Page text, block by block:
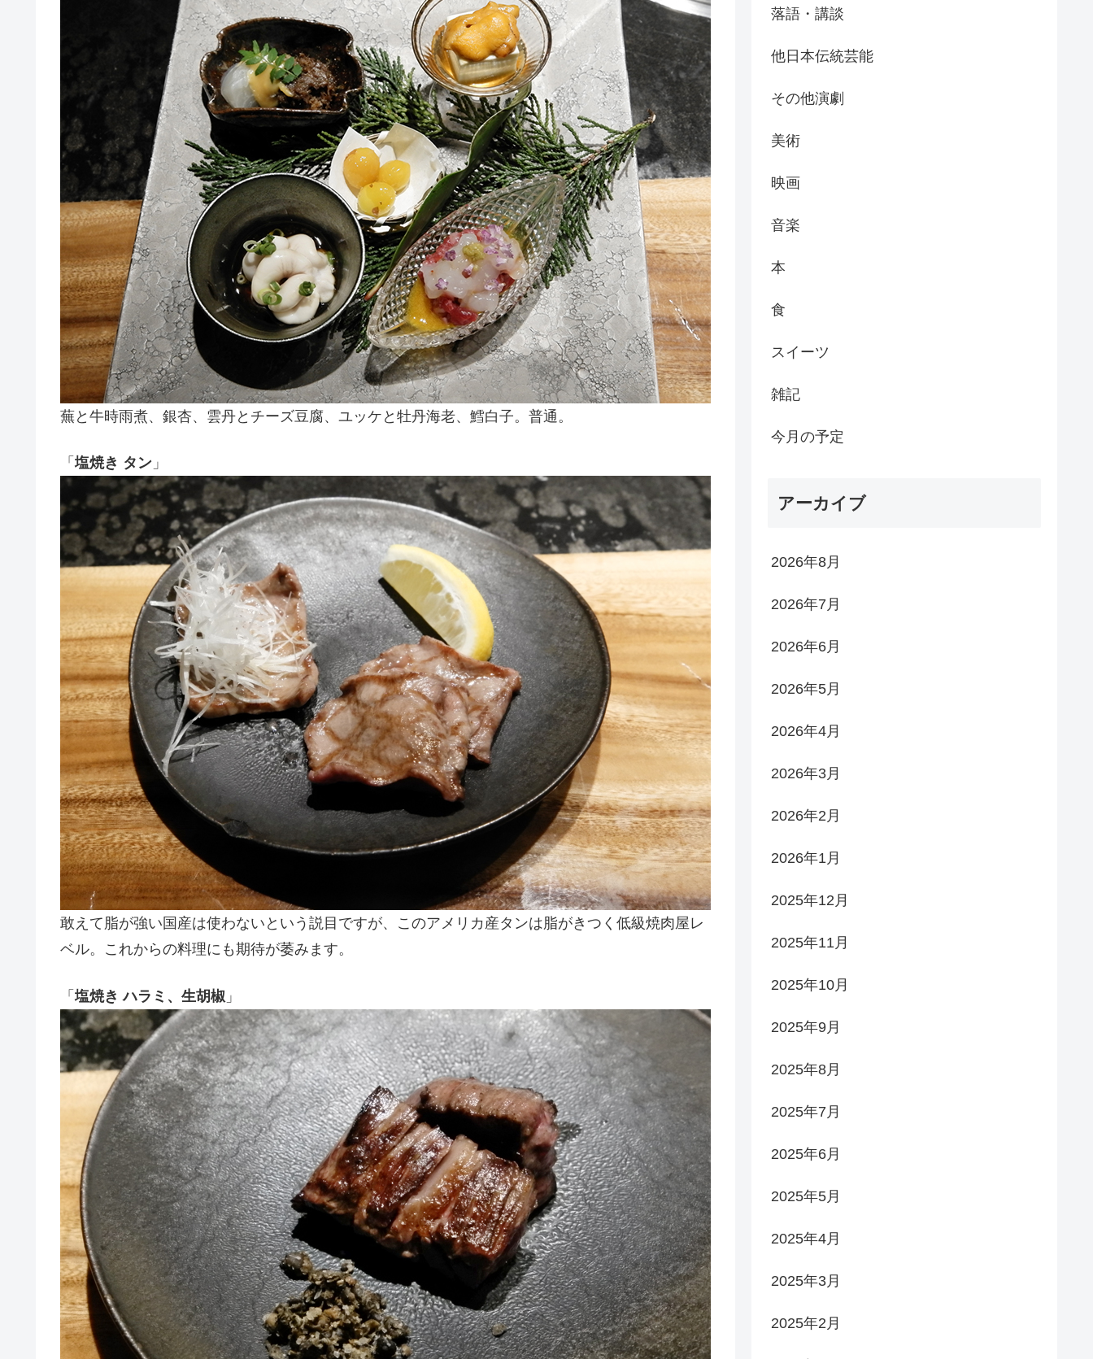
蕪と牛時雨煮、銀杏、雲丹とチーズ豆腐、ユッケと牡丹海老、鱈白子。普通。
「塩焼き タン 」
敢えて脂が強い国産は使わないという説目ですが、このアメリカ産タンは脂がきつく低級焼肉屋レ
ベル。これからの料理にも期待が萎みます。
「塩焼き ハラミ、生胡椒 」
落語・講談
他日本伝統芸能
その他演劇
美術
映画
音楽
本
食
スイーツ
雑記
今月の予定
アーカイブ
2026年8月
2026年7月
2026年6月
2026年5月
2026年4月
2026年3月
2026年2月
2026年1月
2025年12月
2025年11月
2025年10月
2025年9月
2025年8月
2025年7月
2025年6月
2025年5月
2025年4月
2025年3月
2025年2月